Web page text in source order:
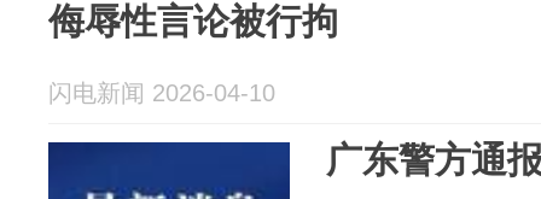
侮辱性言论被行拘
闪电新闻 2026-04-10
广东警方通